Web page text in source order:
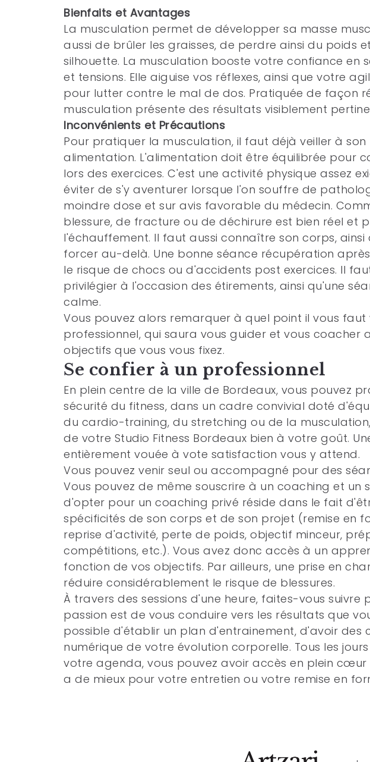
Bienfaits et Avantages
La musculation permet de développer sa masse
aussi de brûler les graisses, de perdre ainsi du poids
silhouette. La musculation booste votre confiance en
et tensions. Elle aiguise vos réflexes, ainsi que votre
pour lutter contre le mal de dos. Pratiquée de façon
musculation présente des résultats visiblement
Inconvénients et Précautions
Pour pratiquer la musculation, il faut déjà veiller à son
alimentation. L'alimentation doit être équilibrée pour
lors des exercices. C'est une activité physique assez
éviter de s'y aventurer lorsque l'on souffre de
moindre dose et sur avis favorable du médecin.
blessure, de fracture ou de déchirure est bien réel et
l'échauffement. Il faut aussi connaître son corps, ainsi
forcer au-delà. Une bonne séance récupération
le risque de chocs ou d'accidents post exercices. Il
privilégier à l'occasion des étirements, ainsi qu'une
calme.
Vous pouvez alors remarquer à quel point il vous faut
professionnel, qui saura vous guider et vous coacher
objectifs que vous vous fixez.
Se confier à un professionnel
En plein centre de la ville de Bordeaux, vous pouvez
sécurité du fitness, dans un cadre convivial doté
du cardio-training, du stretching ou de la
de votre Studio Fitness Bordeaux bien à votre goût.
entièrement vouée à vote satisfaction vous y attend.
Vous pouvez venir seul ou accompagné pour des
Vous pouvez de même souscrire à un coaching et un
d'opter pour un coaching privé réside dans le fait
spécificités de son corps et de son projet (remise en
reprise d'activité, perte de poids, objectif minceur,
compétitions, etc.). Vous avez donc accès à un
fonction de vos objectifs. Par ailleurs, une prise en
réduire considérablement le risque de blessures.
À travers des sessions d'une heure, faites-vous
passion est de vous conduire vers les résultats que
possible d'établir un plan d'entrainement, d'avoir des
numérique de votre évolution corporelle. Tous les
votre agenda, vous pouvez avoir accès en plein
a de mieux pour votre entretien ou votre remise en